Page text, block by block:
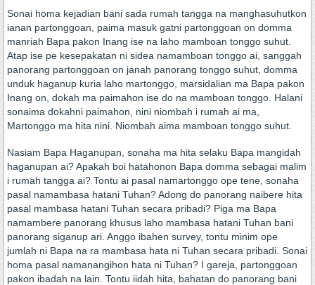
Sonai homa kejadian bani sada rumah tangga na manghasuhutkon
ianan partonggoan, paima masuk gatni partonggoan on domma
manriah Bapa pakon Inang ise na laho mamboan tonggo suhut.
Atap ise pe kesepakatan ni sidea namamboan tonggo ai, sanggah
panorang partonggoan on janah panorang tonggo suhut, domma
unduk haganup kuria laho martonggo, marsidalian ma Bapa pakon
Inang on, dokah ma paimahon ise do na mamboan tonggo. Halani
sonaima dokahni paimahon, nini niombah i rumah ai ma,
Martonggo ma hita nini. Niombah aima mamboan tonggo suhut.
Nasiam Bapa Haganupan, sonaha ma hita selaku Bapa mangidah
haganupan ai? Apakah boi hatahonon Bapa domma sebagai malim
i rumah tangga ai? Tontu ai pasal namartonggo ope tene, sonaha
pasal namambasa hatani Tuhan? Adong do panorang naibere hita
pasal mambasa hatani Tuhan secara pribadi? Piga ma Bapa
namambere panorang khusus laho mambasa hatani Tuhan bani
panorang siganup ari. Anggo ibahen survey, tontu minim ope
jumlah ni Bapa na ra mambasa hata ni Tuhan secara pribadi. Sonai
homa pasal namanangihon hata ni Tuhan? I gareja, partonggoan
pakon ibadah na lain. Tontu iidah hita, bahatan do panorang bani